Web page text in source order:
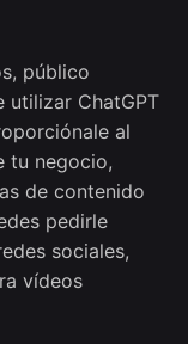
público
utilizar ChatGPT
al
tu negocio,
de contenido
pedirle
sociales,
vídeos